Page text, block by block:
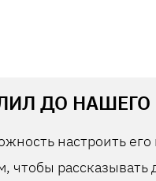
ДО НАШЕГО
настроить
чтобы рассказывать